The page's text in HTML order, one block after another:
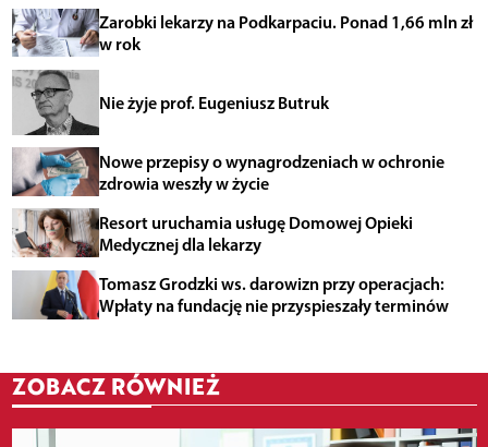
Zarobki lekarzy na Podkarpaciu. Ponad 1,66 mln zł
w rok
Nie żyje prof. Eugeniusz Butruk
Nowe przepisy o wynagrodzeniach w ochronie
zdrowia weszły w życie
Resort uruchamia usługę Domowej Opieki
Medycznej dla lekarzy
Tomasz Grodzki ws. darowizn przy operacjach:
Wpłaty na fundację nie przyspieszały terminów
ZOBACZ RÓWNIEŻ